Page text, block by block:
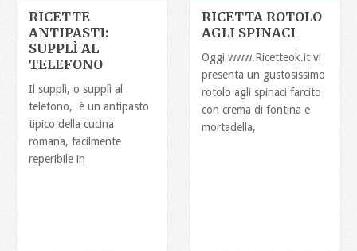
RICETTE
ANTIPASTI:
SUPPLÌ AL
TELEFONO
Il supplì, o supplì al
telefono, è un antipasto
tipico della cucina
romana, facilmente
reperibile in
RICETTA ROTOLO
AGLI SPINACI
Oggi www.Ricetteok.it vi
presenta un gustosissimo
rotolo agli spinaci farcito
con crema di fontina e
mortadella,